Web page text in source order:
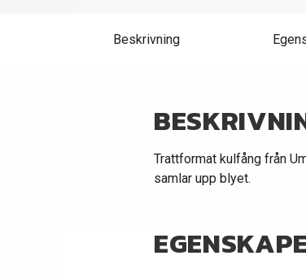
Beskrivning
Trattformat kulfång från
samlar upp blyet.